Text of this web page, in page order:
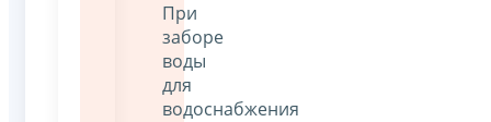
При
заборе
воды
для
водоснабжения